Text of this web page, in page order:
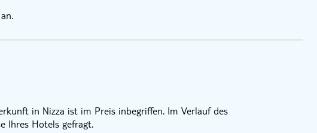
in Nizza ist im Preis inbegriffen. Im Verlauf des
Ihres Hotels gefragt.